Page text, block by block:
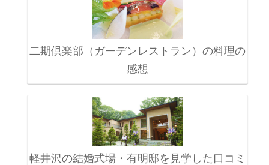
二期倶楽部（ガーデンレストラン）の料理の
感想
軽井沢の結婚式場・有明邸を見学した口コミ